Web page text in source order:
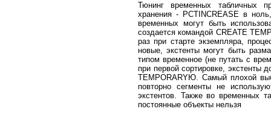
Тюнинг временных табличных
хранения - PCTINCREASE в
временных могут быть
создается командой CREATE
раз при старте экземпляра,
новые, экстенты могут быть
типом временное (не путать с
при первой сортировке, экстенты
TEMPORARYЮ. Самый плохой
повторно сегменты не
экстентов. Также во временных
постоянные объекты нельзя